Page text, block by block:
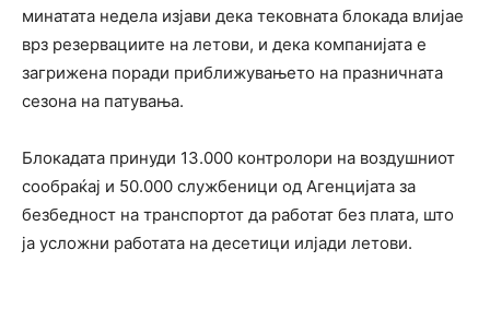
минатата недела изјави дека тековната блокада влијае
врз резервациите на летови, и дека компанијата е
загрижена поради приближувањето на празничната
сезона на патувања.
Блокадата принуди 13.000 контролори на воздушниот
сообраќај и 50.000 службеници од Агенцијата за
безбедност на транспортот да работат без плата, што
ја усложни работата на десетици илјади летови.